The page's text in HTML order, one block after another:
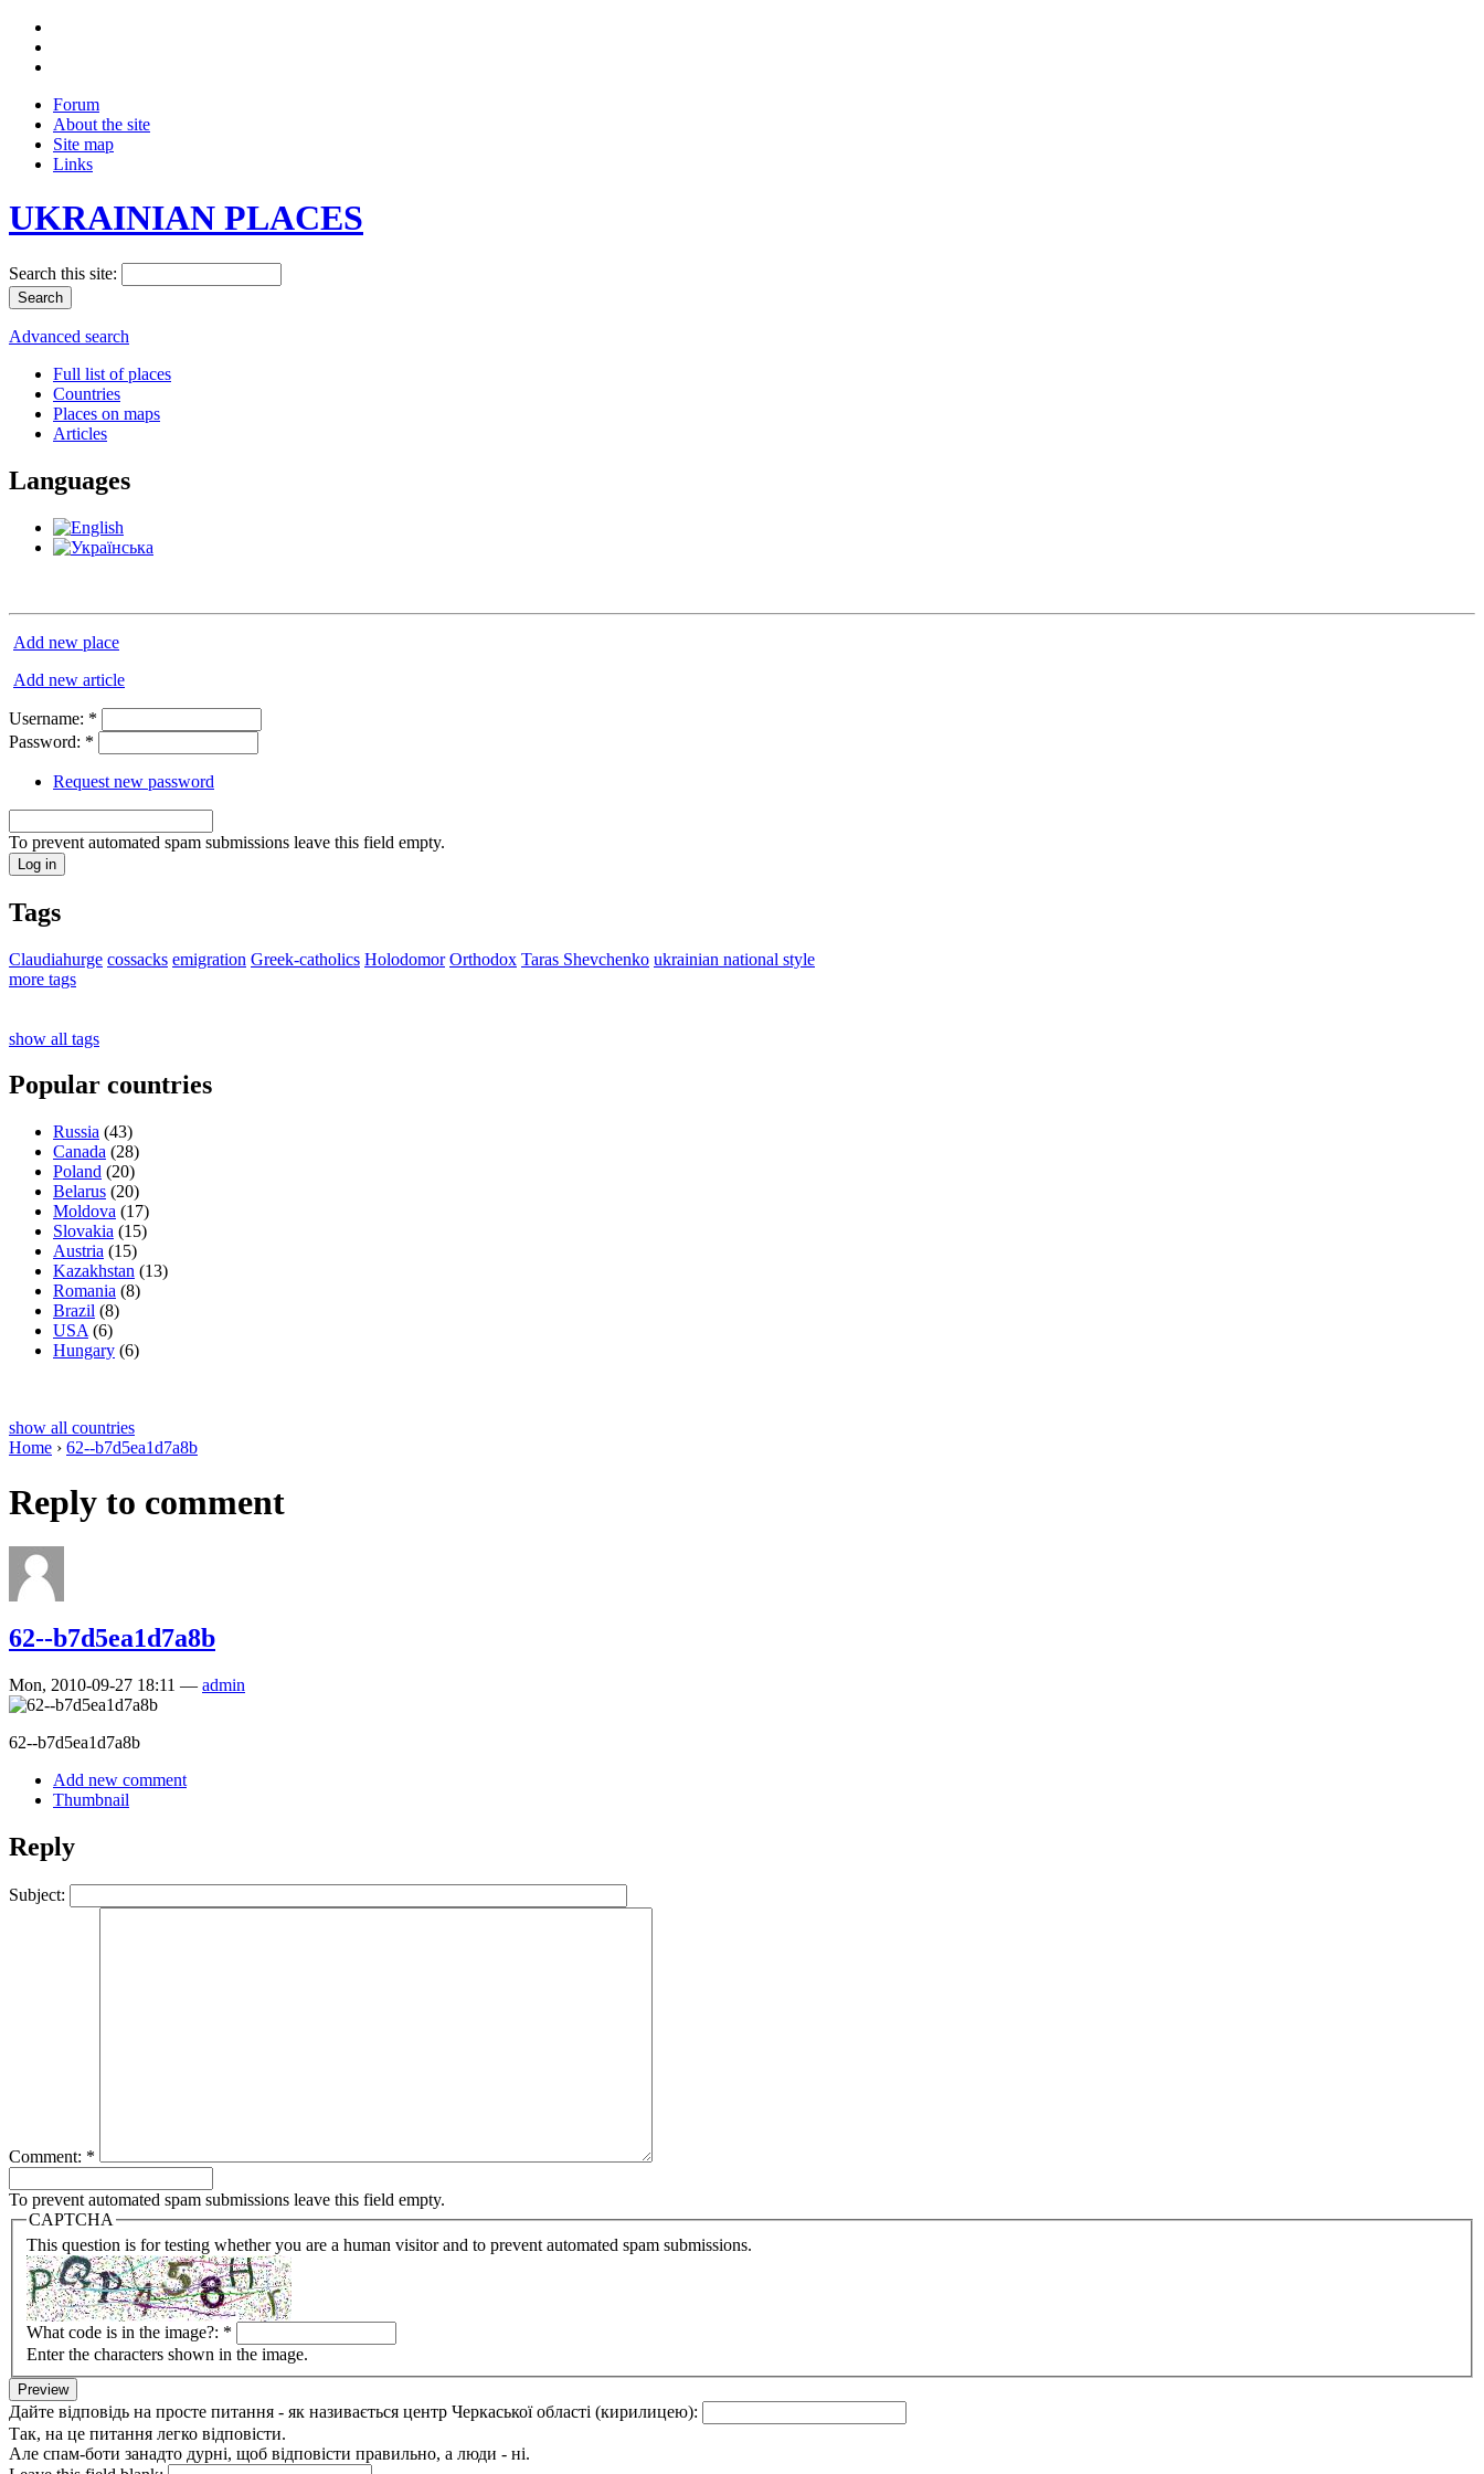
Forum
About the site
Site map
Links
UKRAINIAN PLACES
Search this site:
Advanced search
Full list of places
Countries
Places on maps
Articles
Languages
Add new place
Add new article
Username: *
Password: *
Request new password
To prevent automated spam submissions leave this field empty.
Tags
Claudiahurge cossacks emigration Greek-catholics Holodomor Orthodox Taras Shevchenko ukrainian national style
more tags
show all tags
Popular countries
Russia (43)
Canada (28)
Poland (20)
Belarus (20)
Moldova (17)
Slovakia (15)
Austria (15)
Kazakhstan (13)
Romania (8)
Brazil (8)
USA (6)
Hungary (6)
show all countries
Home › 62--b7d5ea1d7a8b
Reply to comment
62--b7d5ea1d7a8b
Mon, 2010-09-27 18:11 — admin
62--b7d5ea1d7a8b
Add new comment
Thumbnail
Reply
Subject:
Comment: *
To prevent automated spam submissions leave this field empty.
CAPTCHA
This question is for testing whether you are a human visitor and to prevent automated spam submissions.
What code is in the image?: *
Enter the characters shown in the image.
Дайте відповідь на просте питання - як називається центр Черкаської області (кирилицею):
Так, на це питання легко відповісти.
Але спам-боти занадто дурні, щоб відповісти правильно, а люди - ні.